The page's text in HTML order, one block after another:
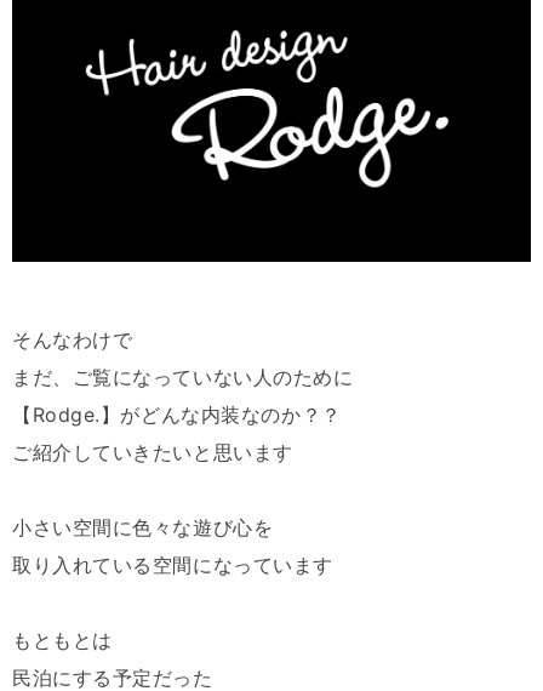
そんなわけで
まだ、ご覧になっていない人のために
【Rodge.】がどんな内装なのか？？
ご紹介していきたいと思います
小さい空間に色々な遊び心を
取り入れている空間になっています
もともとは
民泊にする予定だった